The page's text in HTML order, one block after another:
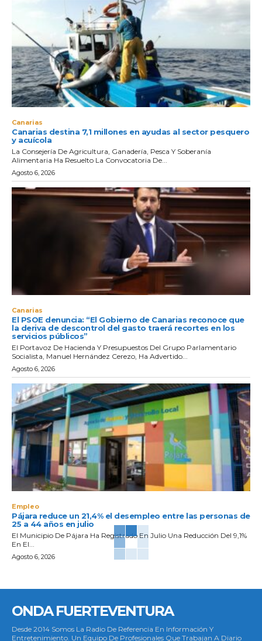
Canarias
Canarias destina 7,1 millones en ayudas al sector pesquero
y acuícola
La Consejería De Agricultura, Ganadería, Pesca Y Soberanía
Alimentaria Ha Resuelto La Convocatoria De...
Agosto 6, 2026
Canarias
El PSOE denuncia: “El Gobierno de Canarias reconoce que
la deriva de descontrol del gasto traerá recortes en los
servicios públicos”
El Portavoz De Hacienda Y Presupuestos Del Grupo Parlamentario
Socialista, Manuel Hernández Cerezo, Ha Advertido...
Agosto 6, 2026
Empleo
Pájara reduce un 21,4% el desempleo entre las personas de
25 a 44 años en julio
El Municipio De Pájara Ha Registrado En Julio Una Reducción Del 9,1%
En El...
Agosto 6, 2026
ONDA FUERTEVENTURA
Desde 2014 Somos La Radio De Referencia En Información Y
Entretenimiento. Un Equipo De Profesionales Que Trabajan A Diario